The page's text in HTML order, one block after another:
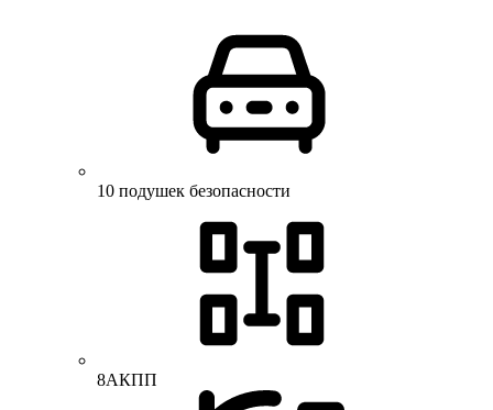
10 подушек безопасности
8АКПП